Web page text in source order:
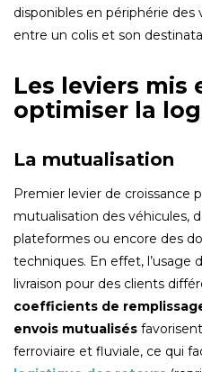
disponibles en périphérie des
entre un colis et son
Les leviers mis
optimiser la
La mutualisation
Premier levier de croissance
mutualisation des véhicules,
plateformes ou encore des
techniques. En effet, l’usage
livraison pour des clients
coefficients de
envois mutualisés
ferroviaire et fluviale, ce qui